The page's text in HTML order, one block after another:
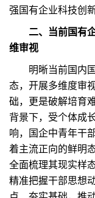
强国有企业科技创
二、当前国有
维审视
明晰当前国内国
态，开展多维度审
础，更是破解培育
背景下，受个体成
响，国企中青年干
着主流正向的鲜明
全面梳理其现实样
精准把握干部思想